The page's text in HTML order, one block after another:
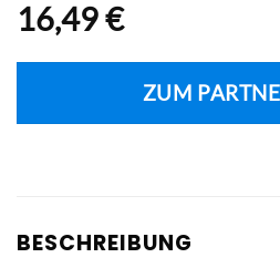
16,49€
ZUM
BESCHREIBUNG